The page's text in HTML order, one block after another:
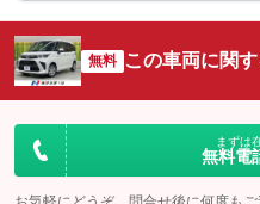
無料 この車両に関
まずは
無料電